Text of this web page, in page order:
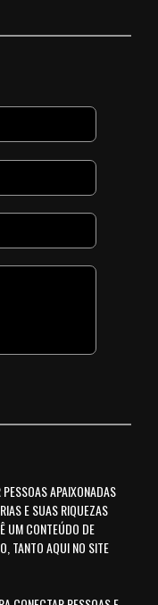
APAIXONADAS
E SUAS RIQUEZAS
UM CONTEÚDO DE
TANTO AQUI NO SITE